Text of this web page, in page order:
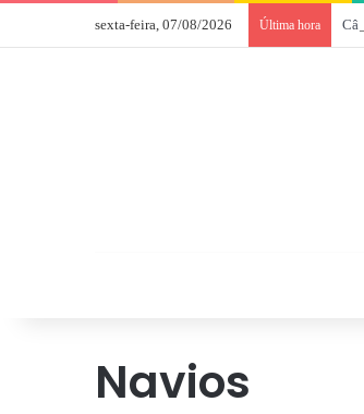
sexta-feira, 07/08/2026 Última hora
Navios